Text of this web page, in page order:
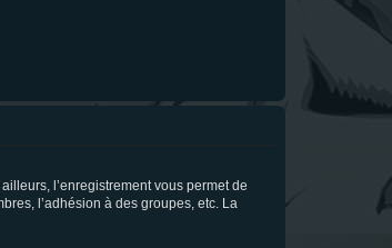
l’enregistrement vous permet de
l’adhésion à des groupes, etc. La